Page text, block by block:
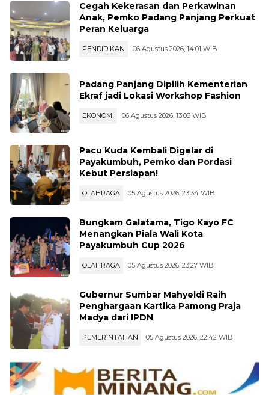
Cegah Kekerasan dan Perkawinan
Anak, Pemko Padang Panjang Perkuat
Peran Keluarga
PENDIDIKAN 06 Agustus 2026, 14:01 WIB
Padang Panjang Dipilih Kementerian
Ekraf jadi Lokasi Workshop Fashion
EKONOMI 06 Agustus 2026, 13:08 WIB
Pacu Kuda Kembali Digelar di
Payakumbuh, Pemko dan Pordasi
Kebut Persiapan!
OLAHRAGA 05 Agustus 2026, 23:34 WIB
Bungkam Galatama, Tigo Kayo FC
Menangkan Piala Wali Kota
Payakumbuh Cup 2026
OLAHRAGA 05 Agustus 2026, 23:27 WIB
Gubernur Sumbar Mahyeldi Raih
Penghargaan Kartika Pamong Praja
Madya dari IPDN
PEMERINTAHAN 05 Agustus 2026, 22:42 WIB